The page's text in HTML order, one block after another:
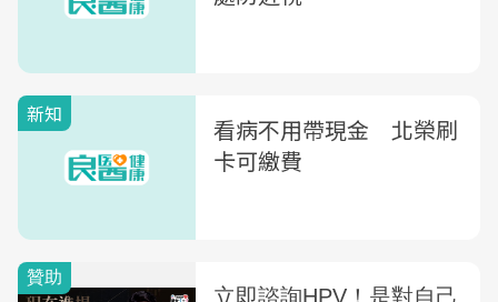
新知
看病不用帶現金 北榮刷
卡可繳費